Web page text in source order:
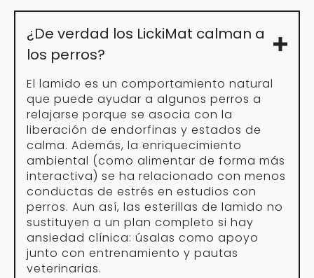
¿De verdad los LickiMat calman a
los perros?
El lamido es un comportamiento natural
que puede ayudar a algunos perros a
relajarse porque se asocia con la
liberación de endorfinas y estados de
calma. Además, la enriquecimiento
ambiental (como alimentar de forma más
interactiva) se ha relacionado con menos
conductas de estrés en estudios con
perros. Aun así, las esterillas de lamido no
sustituyen a un plan completo si hay
ansiedad clínica: úsalas como apoyo
junto con entrenamiento y pautas
veterinarias.